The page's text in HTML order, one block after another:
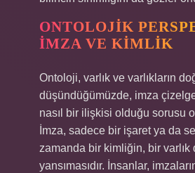
ONTOLOJIK
İMZA VE KIMLIK
Ontoloji, varlık ve varlıkların
düşündüğümüzde, imza
nasıl bir ilişkisi olduğu sorusu
İmza, sadece bir işaret ya da
zamanda bir kimliğin, bir varlık
yansımasıdır. İnsanlar,